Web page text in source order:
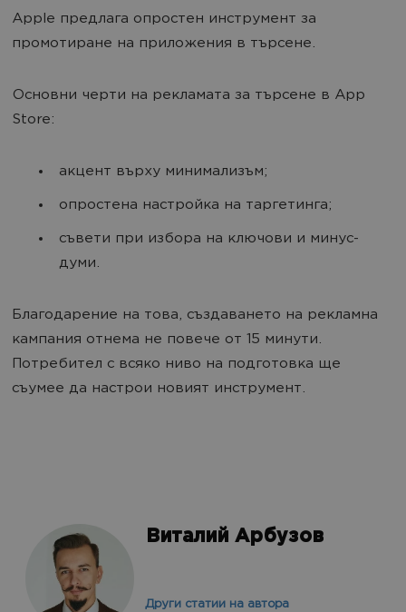
Apple предлага опростен инструмент за
промотиране на приложения в търсене.
Основни черти на рекламата за търсене в App
Store:
акцент върху минимализъм;
опростена настройка на таргетинга;
съвети при избора на ключови и минус-
думи.
Благодарение на това, създаването на рекламна
кампания отнема не повече от 15 минути.
Потребител с всяко ниво на подготовка ще
съумее да настрои новият инструмент.
Виталий Арбузов
Други статии на автора